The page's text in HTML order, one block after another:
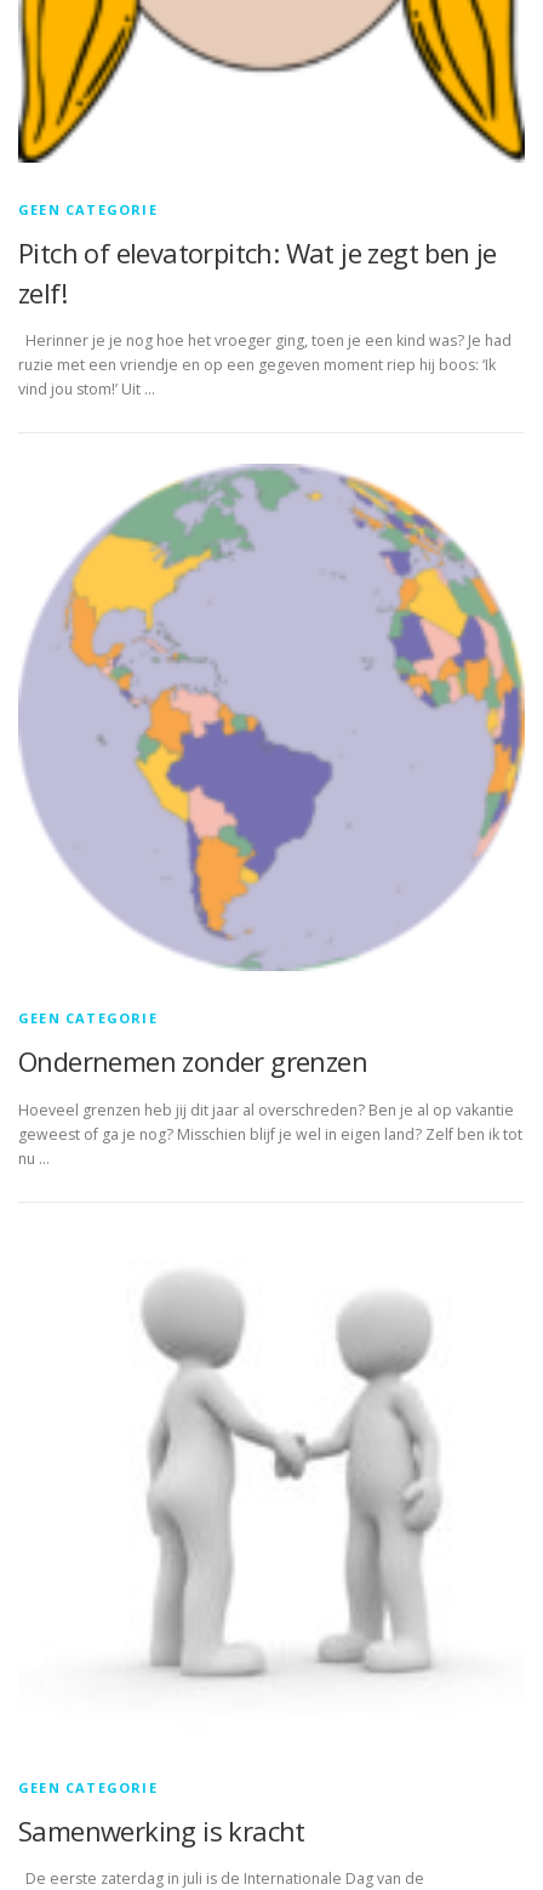
GEEN CATEGORIE
Pitch of elevatorpitch: Wat je zegt ben je
zelf!
Herinner je je nog hoe het vroeger ging, toen je een kind was? Je had
ruzie met een vriendje en op een gegeven moment riep hij boos: ‘Ik
vind jou stom!’ Uit …
GEEN CATEGORIE
Ondernemen zonder grenzen
Hoeveel grenzen heb jij dit jaar al overschreden? Ben je al op vakantie
geweest of ga je nog? Misschien blijf je wel in eigen land? Zelf ben ik tot
nu …
GEEN CATEGORIE
Samenwerking is kracht
De eerste zaterdag in juli is de Internationale Dag van de